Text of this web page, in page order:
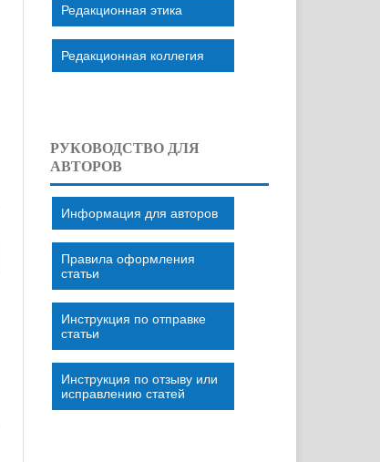
Редакционная этика
Редакционная коллегия
РУКОВОДСТВО ДЛЯ
АВТОРОВ
Информация для авторов
Правила оформления
статьи
Инструкция по отправке
статьи
Инструкция по отзыву или
исправлению статей